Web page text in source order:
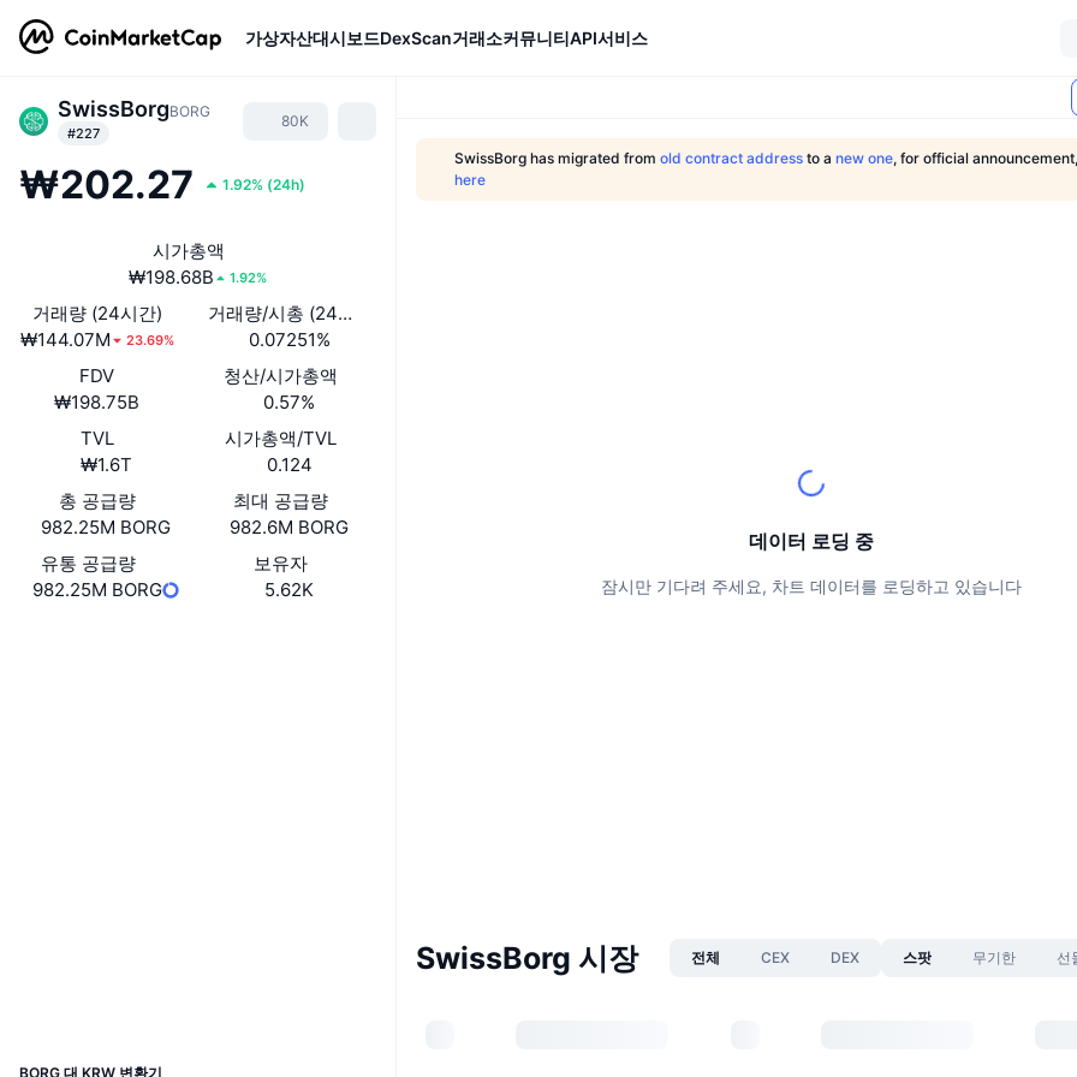
가상자산대시보드DexScan거래소커뮤니티API서비스
SwissBorgBORG
#227
80K
₩202.27 1.92% (24h)
시가총액
₩198.68B
1.92%
거래량 (24시간)
₩144.07M
23.69%
거래량/시총 (24시간)
0.07251%
FDV
₩198.75B
청산/시가총액
0.57%
TVL
₩1.6T
시가총액/TVL
0.124
총 공급량
982.25M BORG
최대 공급량
982.6M BORG
유통 공급량
982.25M BORG
보유자
5.62K
BORG 대 KRW 변환기
SwissBorg has migrated from old contract address to a new one, for official
here
데이터 로딩 중
잠시만 기다려 주세요, 차트 데이터를 로딩하고 있습니다
SwissBorg 시장 전체 CEX DEX 스팟 무기한 선